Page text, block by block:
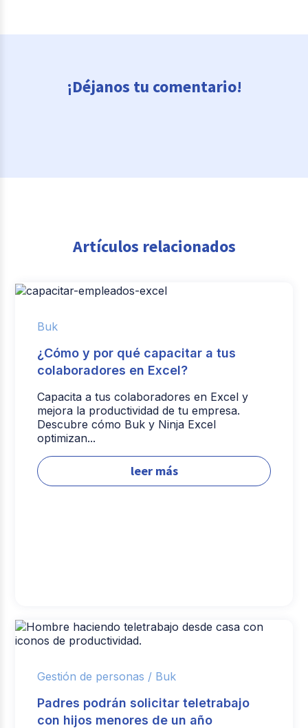
¡Déjanos tu comentario!
Artículos relacionados
Buk
¿Cómo y por qué capacitar a tus
colaboradores en Excel?
Capacita a tus colaboradores en Excel y
mejora la productividad de tu empresa.
Descubre cómo Buk y Ninja Excel
optimizan...
leer más
Gestión de personas / Buk
Padres podrán solicitar teletrabajo
con hijos menores de un año